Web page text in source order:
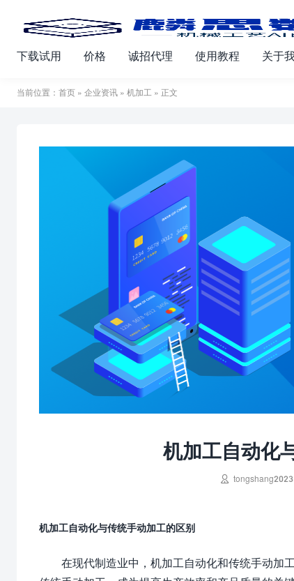
下载试用 价格 诚招代理 使用教程 关于
当前位置： 首页 » 企业资讯 » 机加工 » 正文
机加工自动化
 tongshang2023
机加工自动化与传统手动加工的区别
在现代制造业中，机加工自动化和传统手动加